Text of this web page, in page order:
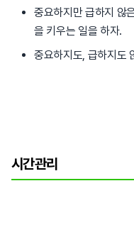
중요하지만 급하지 않
을 키우는 일을 하자.
중요하지도, 급하지도
시간관리